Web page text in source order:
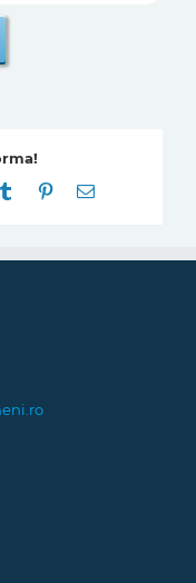
Tumblr Pinterest
E-